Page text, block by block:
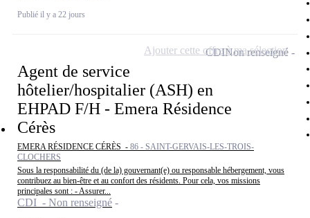
Publié il y a 22 jours
Agent de service
hôtelier/hospitalier (ASH) en
EHPAD F/H - Emera Résidence
Cérès
EMERA RÉSIDENCE CÉRÈS - 86 - SAINT-GERVAIS-LES-TROIS-
CLOCHERS
Sous la responsabilité du (de la) gouvernant(e) ou responsable hébergement, vous
contribuez au bien-être et au confort des résidents. Pour cela, vos missions
principales sont : - Assurer...
CDI - Non renseigné
CDINon renseigné
Ajouter cette offre à ma sélection